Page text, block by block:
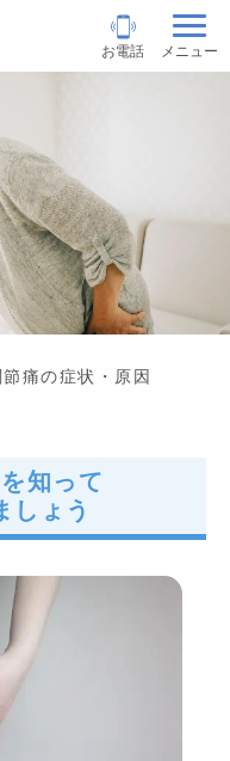
お電話 メニュー
節痛の症状・原因
知って
しょう